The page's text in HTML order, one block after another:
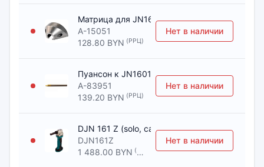
Матрица для JN1601(1шт в комп) [Ножницы
A-15051
128.80 BYN (РРЦ)
Нет в наличии
Пуансон к JN1601 (1шт в компл) [Ножницы
A-83951
139.20 BYN (РРЦ)
Нет в наличии
DJN 161 Z (solo, carton) [Ножницы вырубные
DJN161Z
1 488.00 BYN (РРЦ)
Нет в наличии